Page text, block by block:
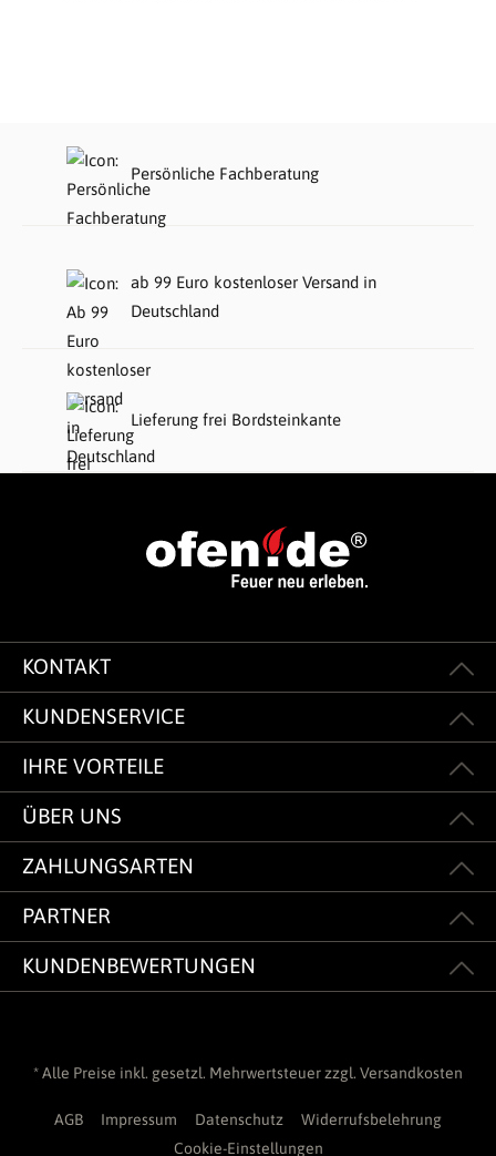
Persönliche Fachberatung
ab 99 Euro kostenloser Versand in
Deutschland
Lieferung frei Bordsteinkante
KONTAKT
KUNDENSERVICE
IHRE VORTEILE
ÜBER UNS
ZAHLUNGSARTEN
PARTNER
KUNDENBEWERTUNGEN
* Alle Preise inkl. gesetzl. Mehrwertsteuer zzgl. Versandkosten
AGB Impressum Datenschutz
Widerrufsbelehrung
Cookie-Einstellungen